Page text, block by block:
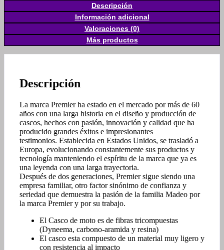
Descripción
Información adicional
Valoraciones (0)
Más productos
Descripción
La marca Premier ha estado en el mercado por más de 60
años con una larga historia en el diseño y producción de
cascos, hechos con pasión, innovación y calidad que ha
producido grandes éxitos e impresionantes
testimonios. Establecida en Estados Unidos, se trasladó a
Europa, evolucionando constantemente sus productos y
tecnología manteniendo el espíritu de la marca que ya es
una leyenda con una larga trayectoria.
Después de dos generaciones, Premier sigue siendo una
empresa familiar, otro factor sinónimo de confianza y
seriedad que demuestra la pasión de la familia Madeo por
la marca Premier y por su trabajo.
El Casco de moto es de fibras tricompuestas
(Dyneema, carbono-aramida y resina)
El casco esta compuesto de un material muy ligero y
con resistencia al impacto